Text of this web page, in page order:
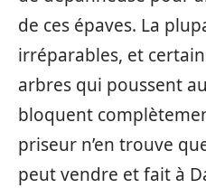
de ces épaves. La
irréparables, et
arbres qui poussent
bloquent
priseur n’en trouve
peut vendre et fait à